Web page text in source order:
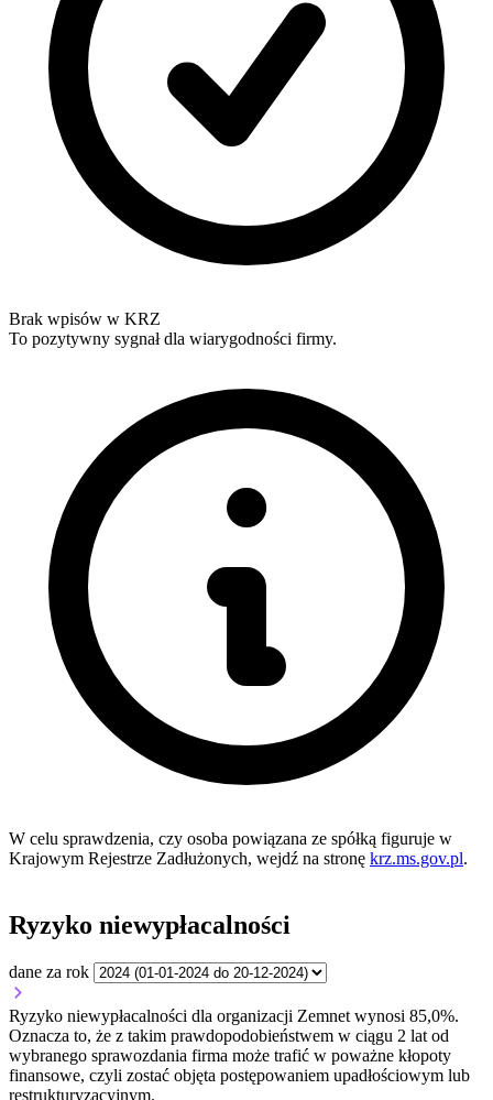
Brak wpisów w KRZ
To pozytywny sygnał dla wiarygodności firmy.
W celu sprawdzenia, czy osoba powiązana ze spółką figuruje w
Krajowym Rejestrze Zadłużonych, wejdź na stronę krz.ms.gov.pl.
Ryzyko niewypłacalności
dane za rok
Ryzyko niewypłacalności dla organizacji Zemnet wynosi 85,0%.
Oznacza to, że z takim prawdopodobieństwem w ciągu 2 lat od
wybranego sprawozdania firma może trafić w poważne kłopoty
finansowe, czyli zostać objęta postępowaniem upadłościowym lub
restrukturyzacyjnym.